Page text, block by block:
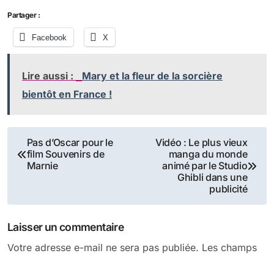
Partager :
Facebook X
Lire aussi :
Mary et la fleur de la sorcière
bientôt en France !
Navigation
de
Pas d’Oscar pour le
film Souvenirs de
Marnie
Vidéo : Le plus vieux
manga du monde
animé par le Studio
Ghibli dans une
publicité
Laisser un commentaire
Votre adresse e-mail ne sera pas publiée. Les champs